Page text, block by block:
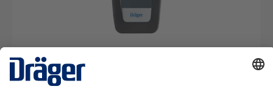
X-act 7000
SRM14913